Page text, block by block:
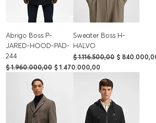
Abrigo Boss P-
JARED-HOOD-PAD-
244
Precio
$ 1.960.000,00 Precio de oferta
$ 1.470.000,00
Sweater Boss H-
HALVO
Precio
$ 1.116.500,00 Precio de
$ 840.000,00